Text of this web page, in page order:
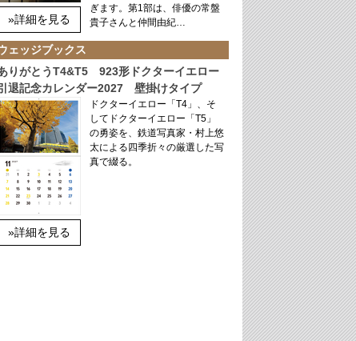
»詳細を見る
ぎます。第1部は、俳優の常盤
貴子さんと仲間由紀…
ェッジブックス
りがとうT4&T5 923形ドクターイエロー
退記念カレンダー2027 壁掛けタイプ
»詳細を見る
ドクターイエロー「T4」、そ
してドクターイエロー「T5」
の勇姿を、鉄道写真家・村上悠
太による四季折々の厳選した写
真で綴る。